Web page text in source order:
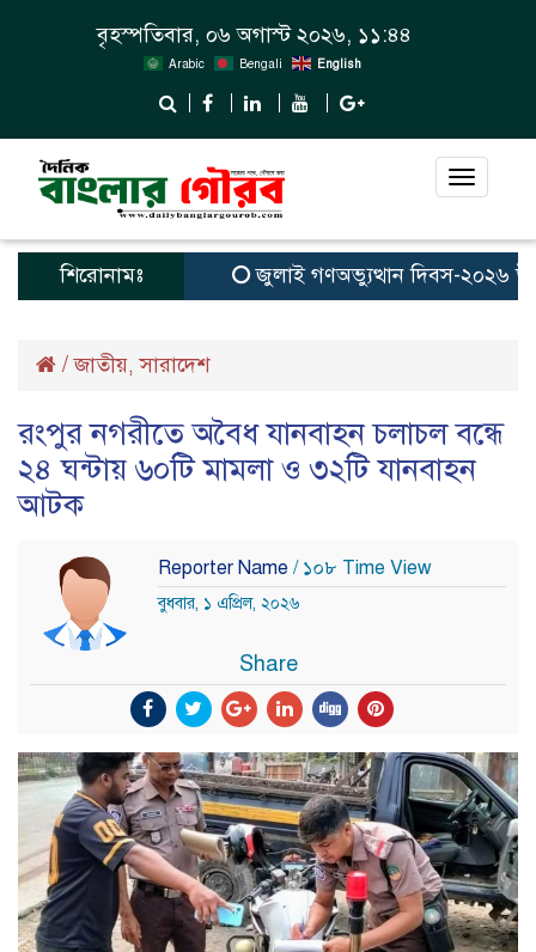
বৃহস্পতিবার, ০৬ অগাস্ট ২০২৬, ১১:৪৪
Arabic Bengali English
Toggle
শিরোনামঃ জুলাই গণঅভ্যুত্থান দিবস-২০২৬
/জাতীয়,সারাদেশ
রংপুর নগরীতে অবৈধ যানবাহন চলাচল বন্ধে
২৪ ঘন্টায় ৬০টি মামলা ও ৩২টি যানবাহন
আটক
Reporter Name / ১০৮ Time View
বুধবার, ১ এপ্রিল, ২০২৬
Share